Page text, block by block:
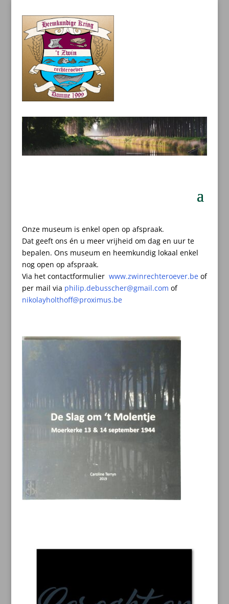
Onze museum is enkel open op afspraak.
Dat geeft ons én u meer vrijheid om dag en uur te
bepalen. Ons museum en heemkundig lokaal enkel
nog open op afspraak.
Via het contactformulier www.zwinrechteroever.be of
per mail via philip.debusscher@gmail.com of
nikolayholthoff@proximus.be